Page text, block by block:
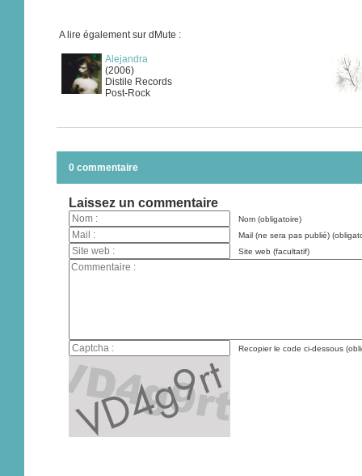
A lire également sur dMute :
Alejandra
(2006)
Distile Records
Post-Rock
0 commentaire
Laissez un commentaire
Nom (obligatoire)
Mail (ne sera pas publié)
Site web (facultatif)
Recopier le code ci-dessous